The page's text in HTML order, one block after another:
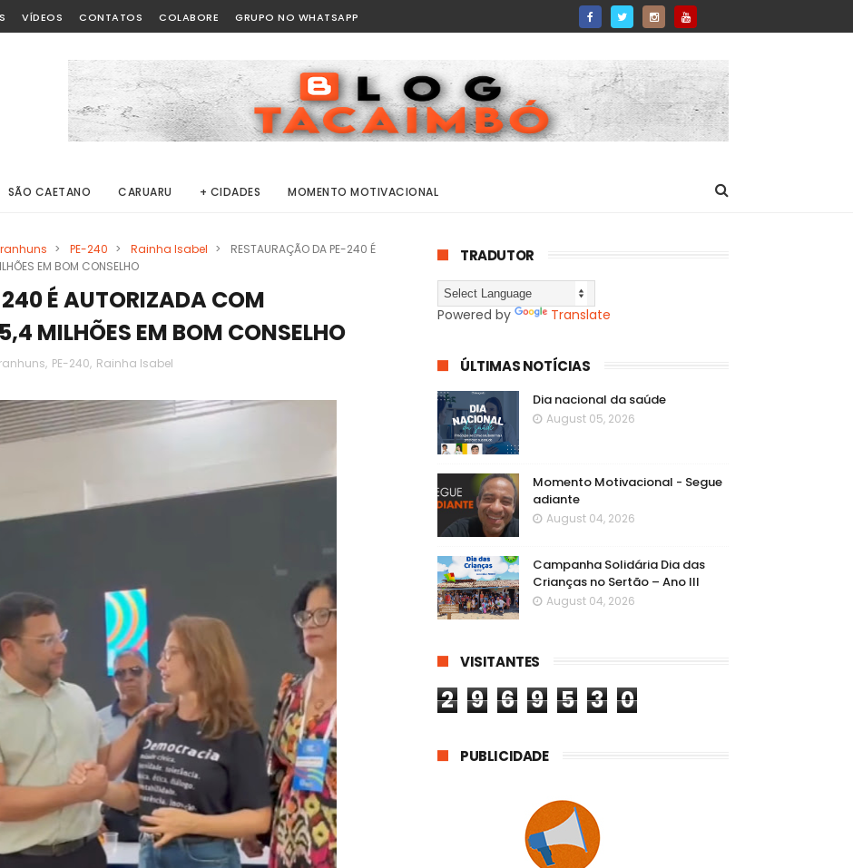
VÍDEOS CONTATOS COLABORE GRUPO NO WHATSAPP
SÃO CAETANO CARUARU + CIDADES MOMENTO MOTIVACIONAL
> PE-240 > Rainha Isabel >
RESTAURAÇÃO DA PE-240 É
EM BOM CONSELHO
É AUTORIZADA COM
MILHÕES EM BOM CONSELHO
, PE-240, Rainha Isabel
TRADUTOR
Powered by Translate
ÚLTIMAS NOTÍCIAS
Dia nacional da saúde
August 05, 2026
Momento Motivacional - Segue
adiante
August 04, 2026
Campanha Solidária Dia das
Crianças no Sertão – Ano III
August 04, 2026
VISITANTES
2 9 6 9 5 3 0
PUBLICIDADE